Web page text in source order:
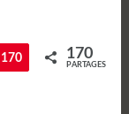
Enregistrer
170 170
PARTAGES